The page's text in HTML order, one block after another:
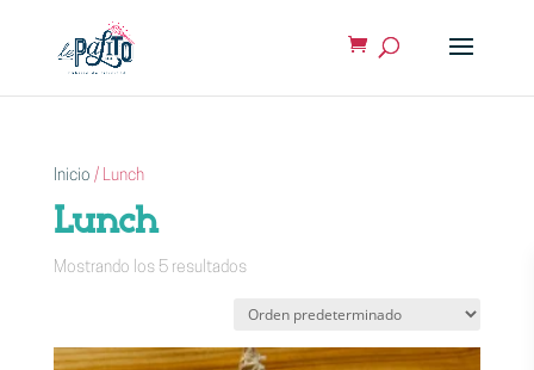
Inicio / Lunch
Lunch
Mostrando los 5 resultados